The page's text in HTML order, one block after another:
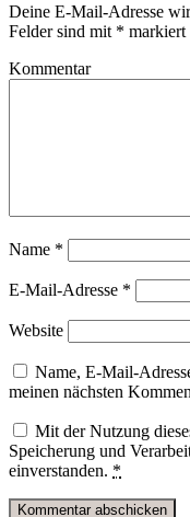
Deine E-Mail-Adresse
Felder sind mit * markiert
Kommentar
Name *
E-Mail-Adresse *
Website
Name, E-Mail-
meinen nächsten
Mit der Nutzung
Speicherung und
einverstanden. *